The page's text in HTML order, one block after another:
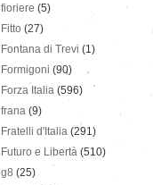
fioriere (5)
Fitto (27)
Fontana di Trevi (1)
Formigoni (90)
Forza Italia (596)
frana (9)
Fratelli d'Italia (291)
Futuro e Libertà (510)
g8 (25)